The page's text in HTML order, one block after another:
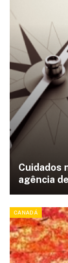
Cuidados
agência
CANADÁ